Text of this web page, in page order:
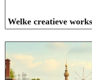
Welke creatieve